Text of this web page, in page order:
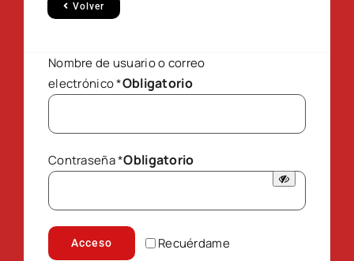
Volver
Nombre de usuario o correo
electrónico*Obligatorio
Contraseña*Obligatorio
Recuérdame
Acceso